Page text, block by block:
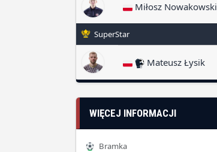
Miłosz Nowakowski
SuperStar
Mateusz Łysik
WIĘCEJ INFORMACJI
Bramka